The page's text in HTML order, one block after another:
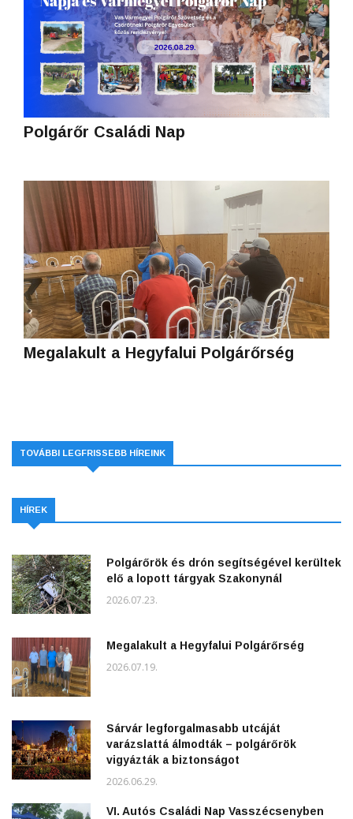
Polgárőr Családi Nap
Megalakult a Hegyfalui Polgárőrség
TOVÁBBI LEGFRISSEBB HÍREINK
HÍREK
Polgárőrök és drón segítségével kerültek
elő a lopott tárgyak Szakonynál
2026.07.23.
Megalakult a Hegyfalui Polgárőrség
2026.07.19.
Sárvár legforgalmasabb utcáját
varázslattá álmodták – polgárőrök
vigyázták a biztonságot
2026.06.29.
VI. Autós Családi Nap Vasszécsenyben